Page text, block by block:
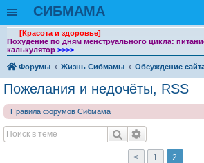
СИБМАМА
[Красота и здоровье]
Похудение по дням менструального цикла:
калькулятор >>>>
Форумы Жизнь Сибмамы
Обсуждение
Пожелания и недочёты, RSS
Правила форумов Сибмама
< 1 2